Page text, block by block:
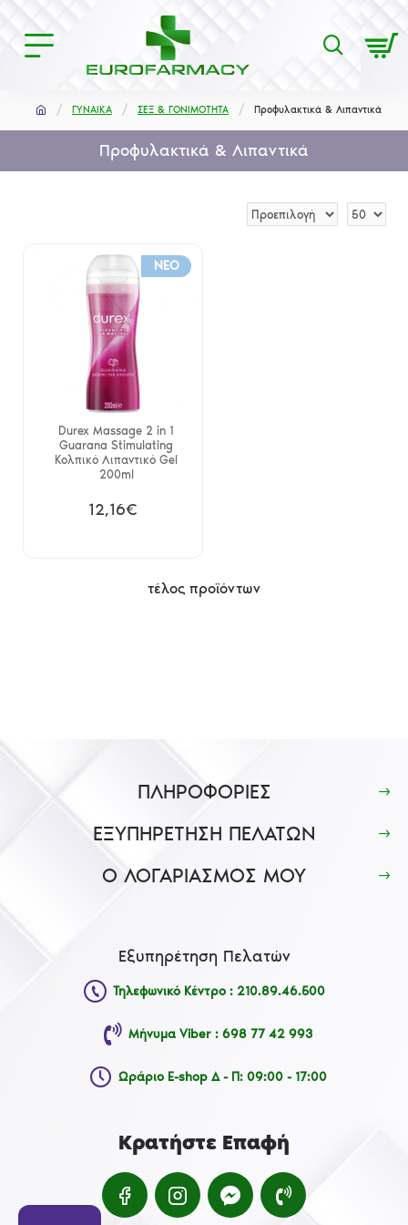
ΓΥΝΑΙΚΑ ΣΕΞ & ΓΟΝΙΜΟΤΗΤΑ Προφυλακτικά & Λιπαντικά
Προφυλακτικά & Λιπαντικά
NEO
Durex Massage 2 in 1
Guarana Stimulating
Κολπικό Λιπαντικό Gel
200ml
12,16€
τέλος προϊόντων
ΠΛΗΡΟΦΟΡΙΕΣ
ΕΞΥΠΗΡΕΤΗΣΗ ΠΕΛΑΤΩΝ
Ο ΛΟΓΑΡΙΑΣΜΟΣ ΜΟΥ
Εξυπηρέτηση Πελατών
Τηλεφωνικό Κέντρο : 210.89.46.500
Μήνυμα Viber : 698 77 42 993
Ωράριο E-shop Δ - Π: 09:00 - 17:00
Κρατήστε Επαφή